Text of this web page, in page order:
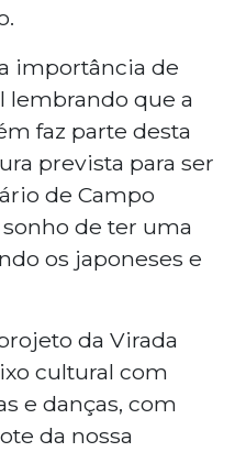
importância de
lembrando que a
faz parte desta
prevista para ser
de Campo
de ter uma
os japoneses e
da Virada
cultural com
e danças, com
da nossa